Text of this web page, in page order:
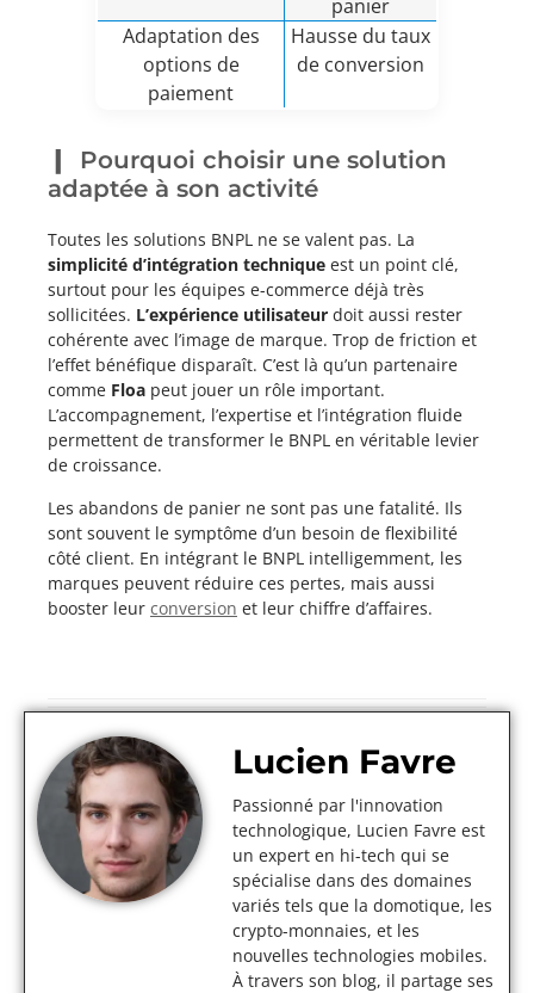
panier
Adaptation des
options de
paiement
Hausse du taux
de conversion
Pourquoi choisir une solution
adaptée à son activité
Toutes les solutions BNPL ne se valent pas. La
simplicité d’intégration technique est un point clé,
surtout pour les équipes e-commerce déjà très
sollicitées. L’expérience utilisateur doit aussi rester
cohérente avec l’image de marque. Trop de friction et
l’effet bénéfique disparaît. C’est là qu’un partenaire
comme Floa peut jouer un rôle important.
L’accompagnement, l’expertise et l’intégration fluide
permettent de transformer le BNPL en véritable levier
de croissance.
Les abandons de panier ne sont pas une fatalité. Ils
sont souvent le symptôme d’un besoin de flexibilité
côté client. En intégrant le BNPL intelligemment, les
marques peuvent réduire ces pertes, mais aussi
booster leur conversion et leur chiffre d’affaires.
Lucien Favre
Passionné par l'innovation
technologique, Lucien Favre est
un expert en hi-tech qui se
spécialise dans des domaines
variés tels que la domotique, les
crypto-monnaies, et les
nouvelles technologies mobiles.
À travers son blog, il partage ses